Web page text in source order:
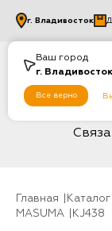
Ваш город
г. Владивосток
Все верно
г. Владивосток
Главная Каталог
MASUMA
KJ438